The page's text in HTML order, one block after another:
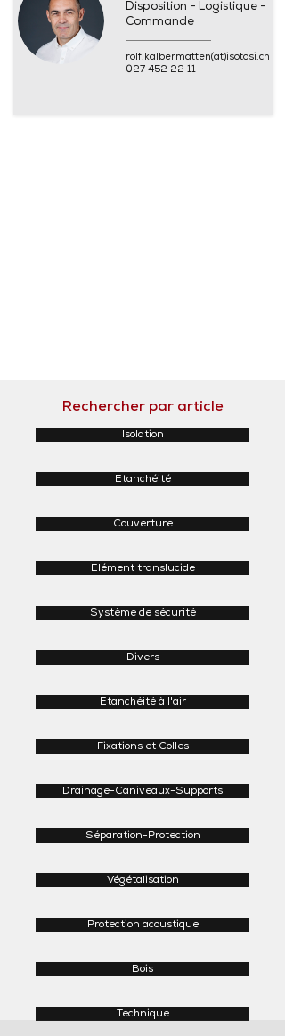
Disposition - Logistique -
Commande
rolf.kalbermatten(at)isotosi.ch
027 452 22 11
Rechercher par article
Isolation
Etanchéité
Couverture
Elément translucide
Système de sécurité
Divers
Etanchéité à l'air
Fixations et Colles
Drainage-Caniveaux-Supports
Séparation-Protection
Végétalisation
Protection acoustique
Bois
Technique